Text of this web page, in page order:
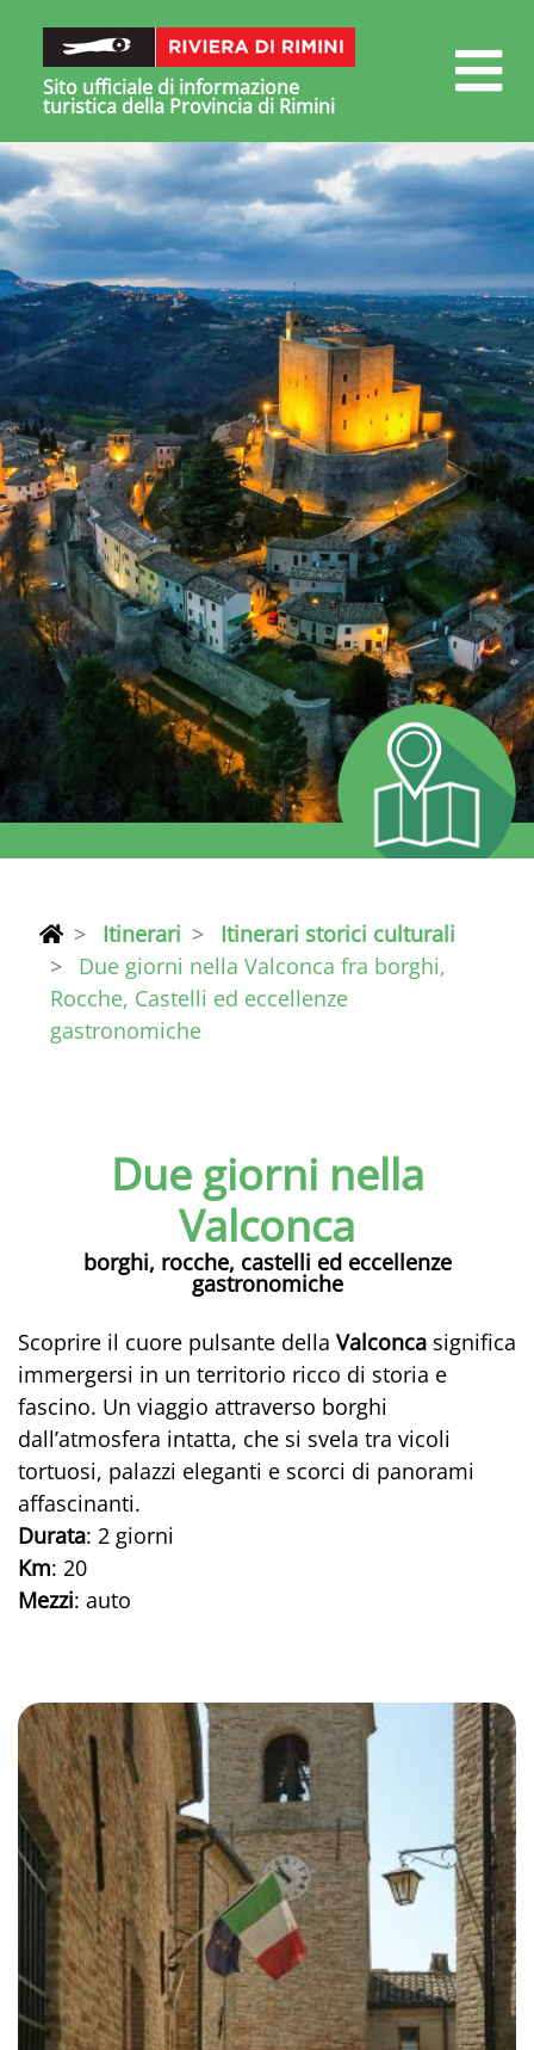
Sito ufficiale di informazione
turistica della Provincia di Rimini
Itinerari
Itinerari storici culturali
Due giorni nella Valconca fra borghi,
Rocche, Castelli ed eccellenze
gastronomiche
Due giorni nella
Valconca
borghi, rocche, castelli ed eccellenze
gastronomiche
Scoprire il cuore pulsante della Valconca significa
immergersi in un territorio ricco di storia e
fascino. Un viaggio attraverso borghi
dall’atmosfera intatta, che si svela tra vicoli
tortuosi, palazzi eleganti e scorci di panorami
affascinanti.
Durata: 2 giorni
Km: 20
Mezzi: auto